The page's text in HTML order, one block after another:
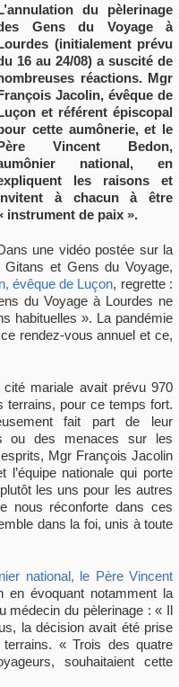
du pèlerinage
Gens du Voyage à
(initialement prévu
16 au 24/08) a suscité de
réactions. Mgr
Jacolin, évêque de
et référent épiscopal
cette aumônerie, et le
Vincent Bedon,
national, en
les raisons et
à chacun à être
instrument de paix ».
une vidéo postée sur la
Gitans et Gens du Voyage,
évêque de Luçon, regrette :
du Voyage à Lourdes ne
habituelles ». La pandémie
rendez-vous annuel et ce,
mariale avait prévu 970
terrains, pour ce temps fort.
fait part de leur
ou des menaces sur les
Mgr François Jacolin
nationale qui porte
les uns pour les autres
nous réconforte dans ces
dans la foi, unis à toute
national, le Père Vincent
en évoquant notamment la
médecin du pèlerinage : « Il
la décision avait été prise
« Trois des quatre
souhaitaient cette